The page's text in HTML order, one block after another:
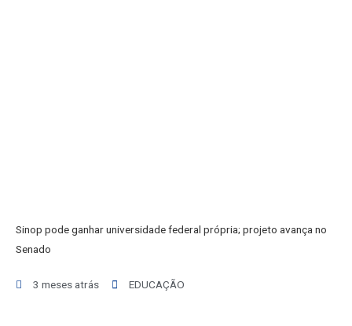
Sinop pode ganhar universidade federal própria; projeto avança no
Senado
3 meses atrás EDUCAÇÃO
POLÍCIA